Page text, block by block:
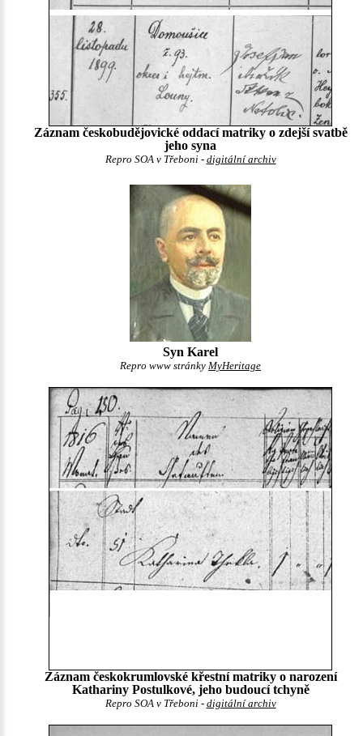
Záznam českobudějovické oddací matriky o zdejší svatbě
jeho syna
Repro SOA v Třeboni - digitální archiv
Syn Karel
Repro www stránky MyHeritage
Záznam českokrumlovské křestní matriky o narození
Kathariny Postulkové, jeho budoucí tchyně
Repro SOA v Třeboni - digitální archiv